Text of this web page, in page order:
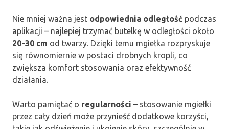
Nie mniej ważna jest odpowiednia odległość podczas
aplikacji – najlepiej trzymać butelkę w odległości około
20-30 cm od twarzy. Dzięki temu mgiełka rozpryskuje
się równomiernie w postaci drobnych kropli, co
zwiększa komfort stosowania oraz efektywność
działania.
Warto pamiętać o regularności – stosowanie mgiełki
przez cały dzień może przynieść dodatkowe korzyści,